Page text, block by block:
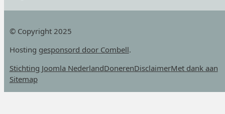
© Copyright 2025
Hosting gesponsord door Combell.
Stichting Joomla NederlandDonerenDisclaimerMet dank aan
Sitemap